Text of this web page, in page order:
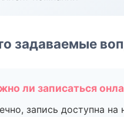
задаваемые
ли записаться
запись доступна на